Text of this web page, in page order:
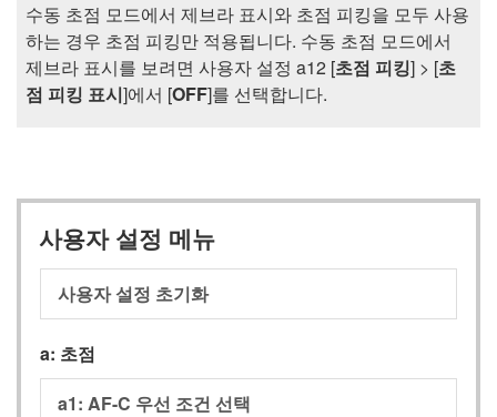
수동 초점 모드에서 제브라 표시와 초점 피킹을 모두 사용
하는 경우 초점 피킹만 적용됩니다. 수동 초점 모드에서
제브라 표시를 보려면 사용자 설정 a12 [초점 피킹] > [초
점 피킹 표시]에서 [OFF]를 선택합니다.
사용자 설정 메뉴
사용자 설정 초기화
a: 초점
a1: AF-C 우선 조건 선택